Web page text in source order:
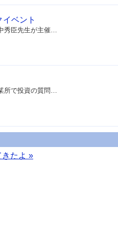
イベント
秀臣先生が主催…
所で投資の質問…
たよ »